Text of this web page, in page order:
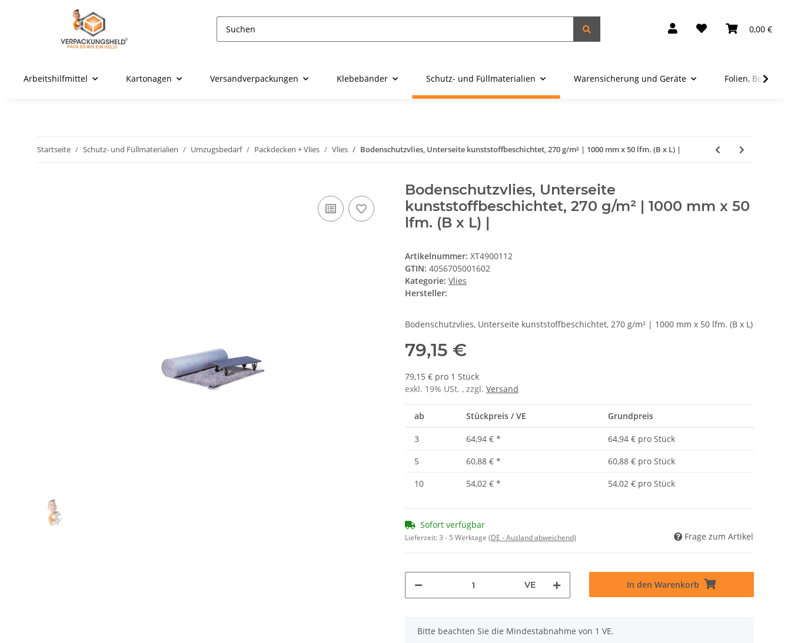
0,00 €
Arbeitshilfmittel Kartonagen Versandverpackungen Klebebänder Schutz- und Füllmaterialien Warensicherung und Geräte Folien, Beutel
Startseite Schutz- und Füllmaterialien Umzugsbedarf Packdecken + Vlies Vlies Bodenschutzvlies, Unterseite kunststoffbeschichtet, 270 g/m² | 1000 mm x 50 lfm. (B x L) |
Bodenschutzvlies, Unterseite
kunststoffbeschichtet, 270 g/m² | 1000 mm x 50
lfm. (B x L) |
Artikelnummer: XT4900112
GTIN: 4056705001602
Kategorie: Vlies
Hersteller:
Bodenschutzvlies, Unterseite kunststoffbeschichtet, 270 g/m² | 1000 mm x 50 lfm. (B x L)
79,15 €
79,15 € pro 1 Stück
exkl. 19% USt. , zzgl. Versand
ab Stückpreis / VE Grundpreis
3 64,94 € *
64,94 € pro Stück
5
60,88 € *
60,88 € pro Stück
10
54,02 € * 54,02 € pro Stück
Sofort verfügbar
Lieferzeit:3 - 5 Werktage (DE - Ausland abweichend) Frage zum Artikel
VE In den Warenkorb
x
Bitte beachten Sie die Mindestabnahme von 1 VE.